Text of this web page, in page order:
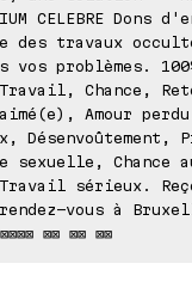
CELEBRE Dons
des travaux
vos problèmes.
Chance,
Amour
Désenvoûtement,
sexuelle, Chance
Travail sérieux.
vous à
⊠⊠ ⊠⊠ ⊠⊠